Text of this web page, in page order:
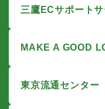
三鷹ECサポート
MAKE A GOOD
東京流通センター